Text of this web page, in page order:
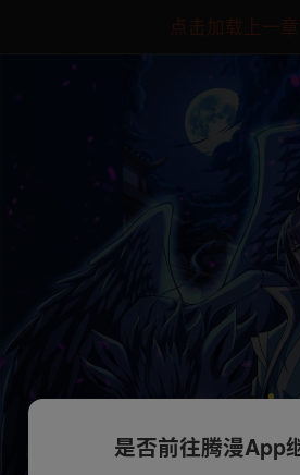
点击加载上一
是否前往腾漫App